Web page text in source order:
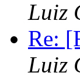
Luiz
Re:
Luiz